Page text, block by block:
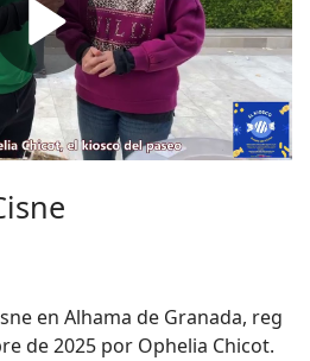
en Alhama de Granada, reg
de 2025 por Ophelia Chicot.